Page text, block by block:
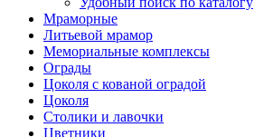
Мраморные
Литьевой мрамор
Мемориальные комплексы
Ограды
Цоколя с кованой оградой
Цоколя
Столики и лавочки
Цветники